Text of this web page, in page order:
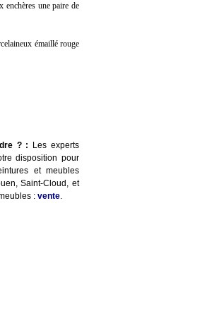
enchères une paire de
émaillé rouge
?:
Les experts
disposition pour
et meubles
Saint-Cloud, et
: vente.